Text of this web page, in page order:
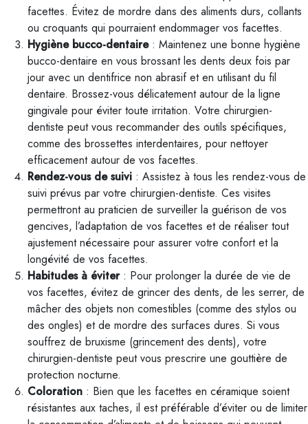
facettes. Évitez de mordre dans des aliments durs, collants
ou croquants qui pourraient endommager vos facettes.
Hygiène bucco-dentaire: Maintenez une bonne hygiène
bucco-dentaire en vous brossant les dents deux fois par
jour avec un dentifrice non abrasif et en utilisant du fil
dentaire. Brossez-vous délicatement autour de la ligne
gingivale pour éviter toute irritation. Votre chirurgien-
dentiste peut vous recommander des outils spécifiques,
comme des brossettes interdentaires, pour nettoyer
efficacement autour de vos facettes.
Rendez-vous de suivi : Assistez à tous les rendez-vous de
suivi prévus par votre chirurgien-dentiste. Ces visites
permettront au praticien de surveiller la guérison de vos
gencives, l’adaptation de vos facettes et de réaliser tout
ajustement nécessaire pour assurer votre confort et la
longévité de vos facettes.
Habitudes à éviter: Pour prolonger la durée de vie de
vos facettes, évitez de grincer des dents, de les serrer, de
mâcher des objets non comestibles (comme des stylos ou
des ongles) et de mordre des surfaces dures. Si vous
souffrez de bruxisme (grincement des dents), votre
chirurgien-dentiste peut vous prescrire une gouttière de
protection nocturne.
Coloration : Bien que les facettes en céramique soient
résistantes aux taches, il est préférable d’éviter ou de limiter